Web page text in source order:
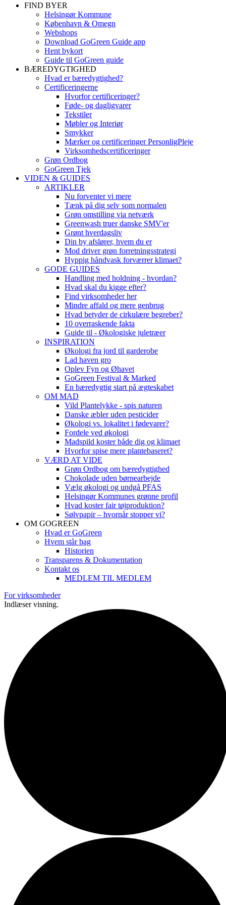
FIND BYER
Helsingør Kommune
København & Omegn
Webshops
Download GoGreen Guide app
Hent bykort
Guide til GoGreen guide
BÆREDYGTIGHED
Hvad er bæredygtighed?
Certificeringerne
Hvorfor certificeringer?
Føde- og dagligvarer
Tekstiler
Møbler og Interiør
Smykker
Mærker og certificeringer PersonligPleje
Virksomhedscertificeringer
Grøn Ordbog
GoGreen Tjek
VIDEN & GUIDES
ARTIKLER
Nu forventer vi mere
Tænk på dig selv som normalen
Grøn omstilling via netværk
Greenwash truer danske SMV'er
Grønt hverdagsliv
Din by afslører, hvem du er
Mod driver grøn forretningsstrategi
Hyppig håndvask forværrer klimaet?
GODE GUIDES
Handling med holdning - hvordan?
Hvad skal du kigge efter?
Find virksomheder her
Mindre affald og mere genbrug
Hvad betyder de cirkulære begreber?
10 overraskende fakta
Guide til - Økologiske juletræer
INSPIRATION
Økologi fra jord til garderobe
Lad haven gro
Oplev Fyn og Øhavet
GoGreen Festival & Marked
En bæredygtig start på ægteskabet
OM MAD
Vild Plantelykke - spis naturen
Danske æbler uden pesticider
Økologi vs. lokalitet i fødevarer?
Fordele ved økologi
Madspild koster både dig og klimaet
Hvorfor spise mere plantebaseret?
VÆRD AT VIDE
Grøn Ordbog om bæredygtighed
Chokolade uden børnearbejde
Vælg økologi og undgå PFAS
Helsingør Kommunes grønne profil
Hvad koster fair tøjproduktion?
Sølvpapir – hvornår stopper vi?
OM GOGREEN
Hvad er GoGreen
Hvem står bag
Historien
Transparens & Dokumentation
Kontakt os
MEDLEM TIL MEDLEM
For virksomheder
Indlæser visning.